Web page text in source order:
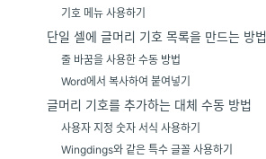
기호 메뉴 사용하기
단일 셀에 글머리 기호 목록을 만드는 방법
줄 바꿈을 사용한 수동 방법
Word에서 복사하여 붙여넣기
글머리 기호를 추가하는 대체 수동 방법
사용자 지정 숫자 서식 사용하기
Wingdings와 같은 특수 글꼴 사용하기